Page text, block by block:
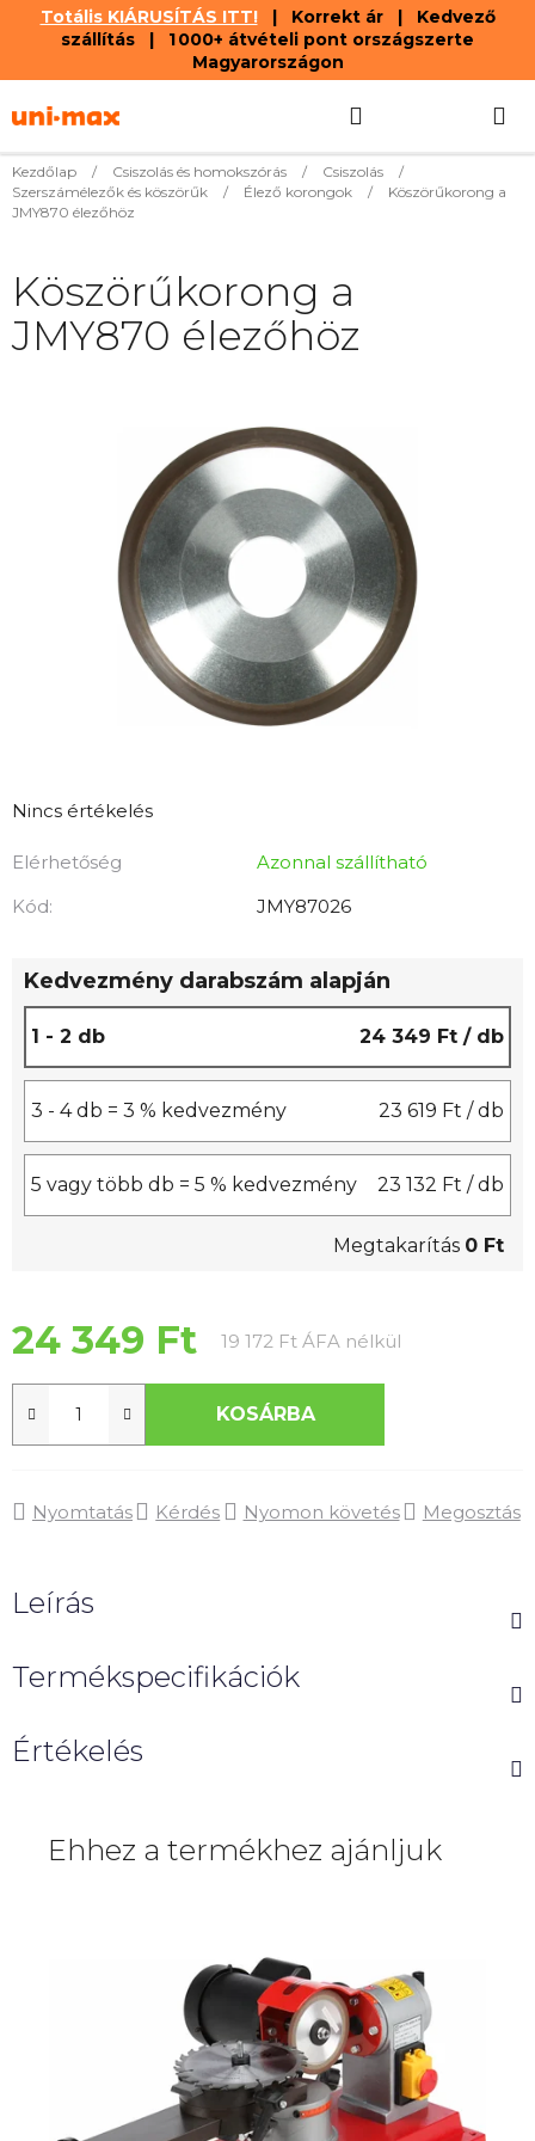
Totális KIÁRUSÍTÁS ITT!| Korrekt ár | Kedvező
szállítás | 1 000+ átvételi pont országszerte
Magyarországon
tartalomhoz
KOSÁR
Kezdőlap / Csiszolás és homokszórás / Csiszolás
/
Szerszámélezők és köszörűk
/ Élező korongok /
Köszörűkorong a
JMY870 élezőhöz
A
átlagos
értékelése
0,0
Nincs értékelés
Elérhetőség
Azonnal szállítható
Kód:
JMY87026
Kedvezmény darabszám alapján
1 - 2 db 24 349 Ft / db
3 - 4 db = 3 % kedvezmény 23 619 Ft / db
5 vagy több db = 5 % kedvezmény 23 132 Ft / db
Megtakarítás 0 Ft
24 349 Ft 19 172 Ft ÁFA nélkül
KOSÁRBA
Nyomtatás Kérdés Nyomon követés Megosztás
Köszörűkorong a
JMY870 élezőhöz
Leírás
Termékspecifikációk
Értékelés
Ehhez a termékhez ajánljuk